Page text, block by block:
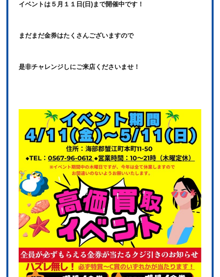
イベントは５月１１日(日)まで開催中です！
まだまだ金券はたくさんございますので
是非チャレンジしにご来店くださいませ！